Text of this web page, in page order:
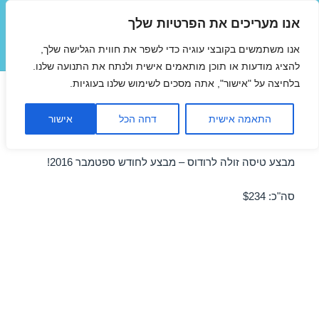
אנו מעריכים את הפרטיות שלך
אנו משתמשים בקובצי עוגיה כדי לשפר את חווית הגלישה שלך,
להציג מודעות או תוכן מותאמים אישית ולנתח את התנועה שלנו.
בלחיצה על "אישור", אתה מסכים לשימוש שלנו בעוגיות.
התאמה אישית דחה הכל אישור
תפריטים
ווידג'טים
טיסות זולות לרודוס בספטמבר
05/09/2016
מבצע טיסה זולה לרודוס – מבצע לחודש ספטמבר 2016!
סה"כ: $234